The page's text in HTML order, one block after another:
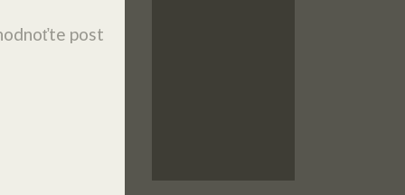
post